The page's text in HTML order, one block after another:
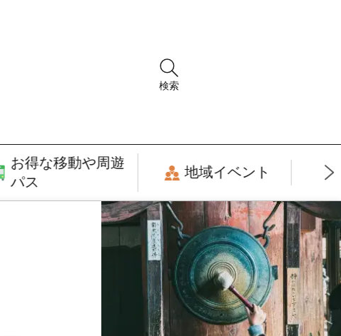
検索
お得な移動や周遊
パス
地域イベント